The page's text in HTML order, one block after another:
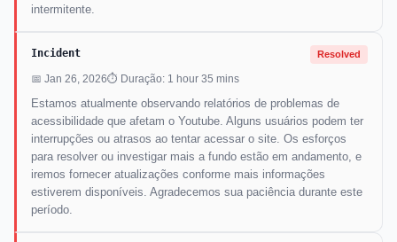
intermitente.
Incident Resolved
📅 Jan 26, 2026⏱ Duração: 1 hour 35 mins
Estamos atualmente observando relatórios de problemas de
acessibilidade que afetam o Youtube. Alguns usuários podem ter
interrupções ou atrasos ao tentar acessar o site. Os esforços
para resolver ou investigar mais a fundo estão em andamento, e
iremos fornecer atualizações conforme mais informações
estiverem disponíveis. Agradecemos sua paciência durante este
período.